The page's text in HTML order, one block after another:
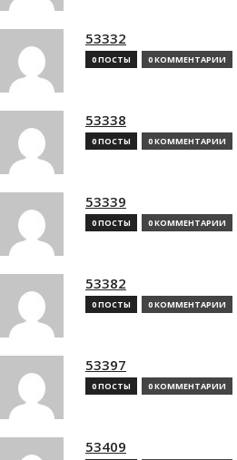
53332
0 ПОСТЫ 0 КОММЕНТАРИИ
53338
0 ПОСТЫ 0 КОММЕНТАРИИ
53339
0 ПОСТЫ 0 КОММЕНТАРИИ
53382
0 ПОСТЫ 0 КОММЕНТАРИИ
53397
0 ПОСТЫ 0 КОММЕНТАРИИ
53409